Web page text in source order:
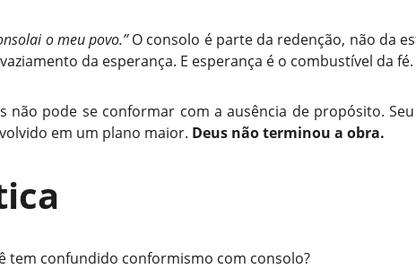
o meu povo.”O consolo é parte da redenção, não da
da esperança. E esperança é o combustível da fé.
não pode se conformar com a ausência de propósito.
em um plano maior. Deus não terminou a obra.
tem confundido conformismo com consolo?